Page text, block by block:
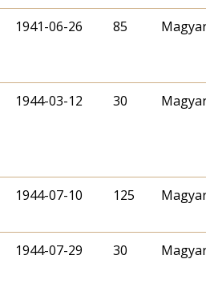
1941-06-26 85
1944-03-12 30
1944-07-10 125
1944-07-29 30